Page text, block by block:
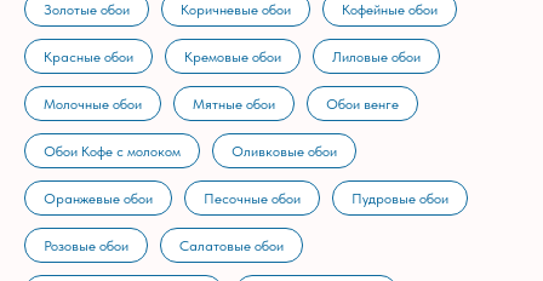
Золотые обои Коричневые обои Кофейные обои
Красные обои Кремовые обои Лиловые обои
Молочные обои Мятные обои Обои венге
Обои Кофе с молоком Оливковые обои
Оранжевые обои Песочные обои Пудровые обои
Розовые обои Салатовые обои